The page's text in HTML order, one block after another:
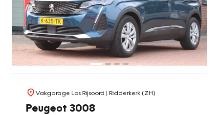
Vakgarage Los Rijsoord | Ridderkerk (ZH)
Peugeot 3008